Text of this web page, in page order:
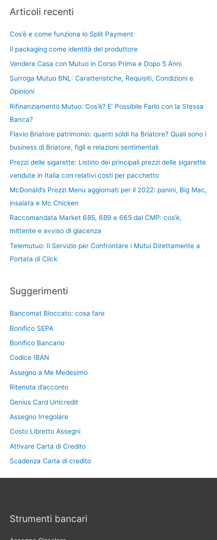
Articoli recenti
Cos’è e come funziona lo Split Payment
Il packaging come identità del produttore
Vendere Casa con Mutuo in Corso Prima e Dopo 5 Anni
Surroga Mutuo BNL: Caratteristiche, Requisiti, Condizioni e
Opinioni
Rifinanziamento Mutuo: Cos’è? E’ Possibile Farlo con la Stessa
Banca?
Flavio Briatore patrimonio: quanti soldi ha Briatore? Quali sono i
business di Briatore, figli e relazioni sentimentali
Prezzi delle sigarette: Listino dei principali prezzi delle sigarette
vendute in Italia con relativi costi per pacchetto
McDonald’s Prezzi Menu aggiornati per il 2022: panini, Big Mac,
insalata e Mc Chicken
Raccomandata Market 685, 689 e 665 dal CMP: cos’è,
mittente e avviso di giacenza
Telemutuo: Il Servizio per Confrontare i Mutui Direttamente a
Portata di Click
Suggerimenti
Bancomat Bloccato: cosa fare
Bonifico SEPA
Bonifico Bancario
Codice IBAN
Assegno a Me Medesimo
Ritenuta d’acconto
Genius Card Unicredit
Assegno Irregolare
Costo Libretto Assegni
Attivare Carta di Credito
Scadenza Carta di credito
Strumenti bancari